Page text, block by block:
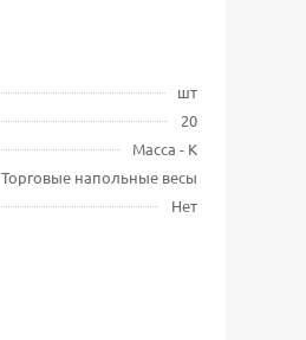
шт
20
Масса - К
Торговые напольные весы
Нет